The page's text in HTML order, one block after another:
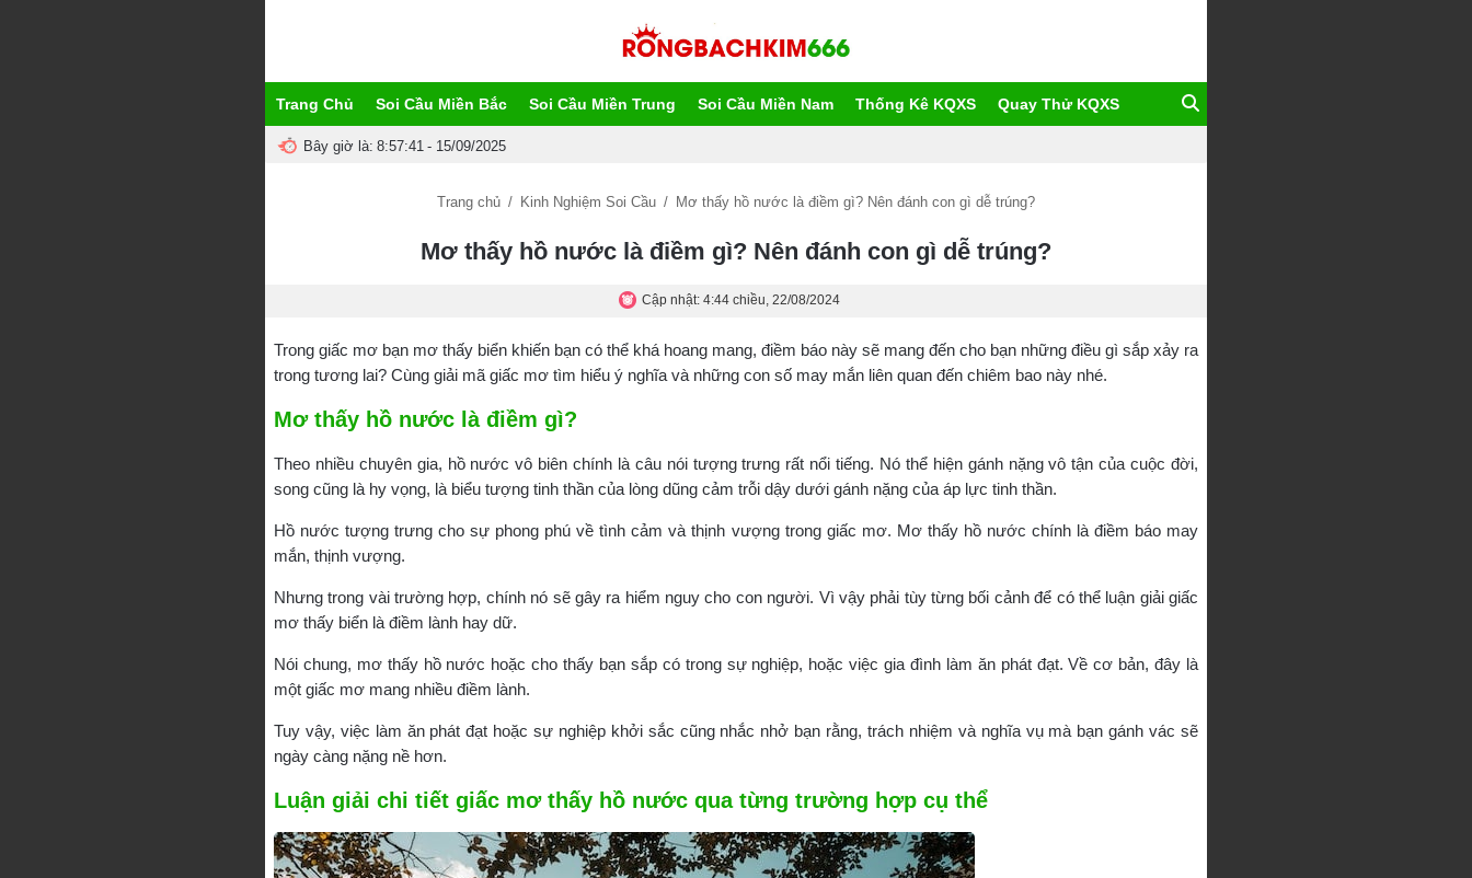
Trang Chủ Soi Cầu Miền Bắc Soi Cầu Miền Trung Soi Cầu Miền Nam Thống Kê KQXS Quay Thử KQXS
Bây giờ là: 8:57:42 - 15/09/2025
Trang chủ / Kinh Nghiệm Soi Cầu / Mơ thấy hồ nước là điềm gì? Nên đánh con gì dễ trúng?
Mơ thấy hồ nước là điềm gì? Nên đánh con gì dễ trúng?
Cập nhật: 4:44 chiều, 22/08/2024
Trong giấc mơ bạn mơ thấy biển khiến bạn có thể khá hoang mang, điềm báo này sẽ mang đến cho bạn những điều gì sắp xảy ra
trong tương lai? Cùng giải mã giấc mơ tìm hiểu ý nghĩa và những con số may mắn liên quan đến chiêm bao này nhé.
Mơ thấy hồ nước là điềm gì?
Theo nhiều chuyên gia, hồ nước vô biên chính là câu nói tượng trưng rất nổi tiếng. Nó thể hiện gánh nặng vô tận của cuộc đời,
song cũng là hy vọng, là biểu tượng tinh thần của lòng dũng cảm trỗi dậy dưới gánh nặng của áp lực tinh thần.
Hồ nước tượng trưng cho sự phong phú về tình cảm và thịnh vượng trong giấc mơ. Mơ thấy hồ nước chính là điềm báo may
mắn, thịnh vượng.
Nhưng trong vài trường hợp, chính nó sẽ gây ra hiểm nguy cho con người. Vì vậy phải tùy từng bối cảnh để có thể luận giải giấc
mơ thấy biển là điềm lành hay dữ.
Nói chung, mơ thấy hồ nước hoặc cho thấy bạn sắp có trong sự nghiệp, hoặc việc gia đình làm ăn phát đạt. Về cơ bản, đây là
một giấc mơ mang nhiều điềm lành.
Tuy vậy, việc làm ăn phát đạt hoặc sự nghiệp khởi sắc cũng nhắc nhở bạn rằng, trách nhiệm và nghĩa vụ mà bạn gánh vác sẽ
ngày càng nặng nề hơn.
Luận giải chi tiết giấc mơ thấy hồ nước qua từng trường hợp cụ thể